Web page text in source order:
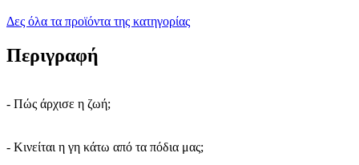
Δες όλα τα προϊόντα της κατηγορίας
Περιγραφή
- Πώς άρχισε η ζωή;
- Κινείται η γη κάτω από τα πόδια μας;